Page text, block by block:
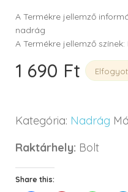
A Termékre jellemző
nadrág
A Termékre jellemző
1 690 Ft
Kategória: Nadrág
Raktárhely: Bolt
Share this: